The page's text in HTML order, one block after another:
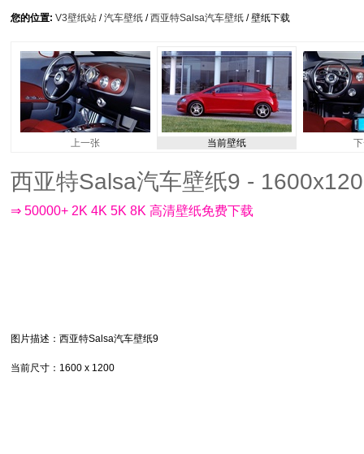
您的位置: V3壁纸站 /汽车壁纸 /西亚特Salsa汽车壁纸 / 壁纸下载
上一张 当前壁纸
西亚特Salsa汽车壁纸9 -
⇒ 50000+ 2K 4K 5K 8K 高清壁纸免费下载
图片描述 ：西亚特Salsa汽车壁纸9
当前尺寸 ：1600 x 1200